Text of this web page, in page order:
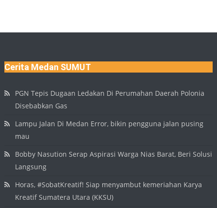
Cerita Medan SUMUT
PGN Tepis Dugaan Ledakan Di Perumahan Daerah Polonia
Disebabkan Gas
Lampu Jalan Di Medan Error, bikin pengguna jalan pusing
mau
Bobby Nasution Serap Aspirasi Warga Nias Barat, Beri Solusi
Langsung
Horas, #SobatKreatif! Siap menyambut kemeriahan Karya
Kreatif Sumatera Utara (KKSU)